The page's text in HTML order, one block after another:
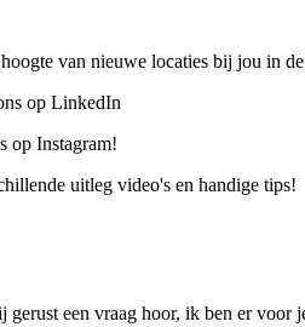
van nieuwe locaties bij jou in
op LinkedIn
op Instagram!
uitleg video's en handige tips!
een vraag hoor, ik ben er voor